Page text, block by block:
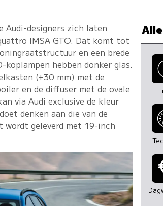
Audi-designers zich laten
IMSA GTO. Dat komt tot
en een brede
hebben donker glas.
(+30 mm) met de
en de diffuser met de ovale
via Audi exclusive de kleur
denken aan die van de
wordt geleverd met 19-inch